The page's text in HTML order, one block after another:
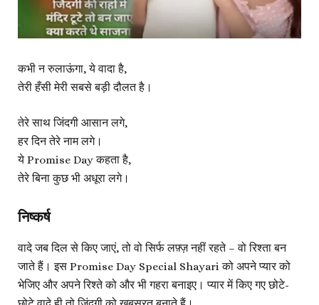
कभी न रुलाऊंगा, ये वादा है,
तेरी हँसी मेरी सबसे बड़ी दौलत है।
तेरे साथ जिंदगी आसान लगे,
हर दिन तेरे नाम लगे।
ये Promise Day कहता है,
तेरे बिना कुछ भी अधूरा लगे।
निष्कर्ष
वादे जब दिल से किए जाएं, तो वो सिर्फ लफ़्ज़ नहीं रहते – वो रिश्ता बन
जाते हैं। इस Promise Day Special Shayari को अपने प्यार को
भेजिए और अपने रिश्ते को और भी गहरा बनाइए। प्यार में किए गए छोटे-